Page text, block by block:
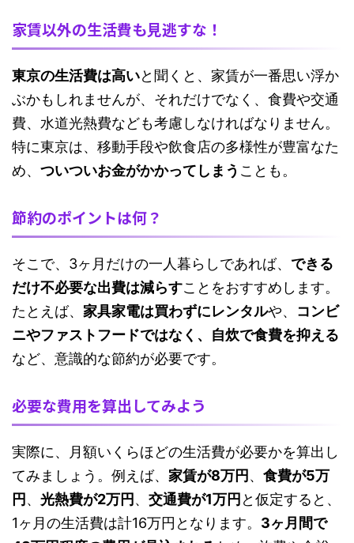
家賃以外の生活費も見逃すな！
東京の生活費は高いと聞くと、家賃が一番思い浮か
ぶかもしれませんが、それだけでなく、食費や交通
費、水道光熱費なども考慮しなければなりません。
特に東京は、移動手段や飲食店の多様性が豊富なた
め、 ついついお金がかかってしまう ことも。
節約のポイントは何？
そこで、3ヶ月だけの一人暮らしであれば、 できる
だけ不必要な出費は減らすことをおすすめします。
たとえば、 家具家電は買わずにレンタルや、 コンビ
ニやファストフードではなく、自炊で食費を抑える
など、意識的な節約が必要です。
必要な費用を算出してみよう
実際に、月額いくらほどの生活費が必要かを算出し
てみましょう。例えば、 家賃が8万円 、 食費が5万
円 、 光熱費が2万円 、 交通費が1万円 と仮定すると、
1ヶ月の生活費は計16万円となります。 3ヶ月間で